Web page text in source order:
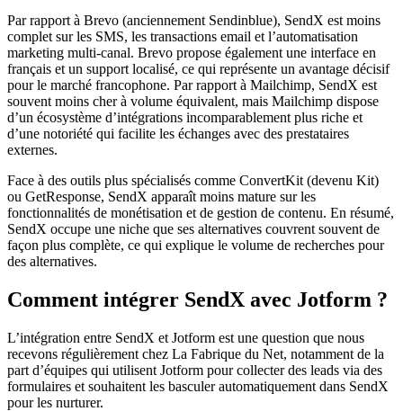
Par rapport à Brevo (anciennement Sendinblue), SendX est moins
complet sur les SMS, les transactions email et l’automatisation
marketing multi-canal. Brevo propose également une interface en
français et un support localisé, ce qui représente un avantage décisif
pour le marché francophone. Par rapport à Mailchimp, SendX est
souvent moins cher à volume équivalent, mais Mailchimp dispose
d’un écosystème d’intégrations incomparablement plus riche et
d’une notoriété qui facilite les échanges avec des prestataires
externes.
Face à des outils plus spécialisés comme ConvertKit (devenu Kit)
ou GetResponse, SendX apparaît moins mature sur les
fonctionnalités de monétisation et de gestion de contenu. En résumé,
SendX occupe une niche que ses alternatives couvrent souvent de
façon plus complète, ce qui explique le volume de recherches pour
des alternatives.
Comment intégrer SendX avec Jotform ?
L’intégration entre SendX et Jotform est une question que nous
recevons régulièrement chez La Fabrique du Net, notamment de la
part d’équipes qui utilisent Jotform pour collecter des leads via des
formulaires et souhaitent les basculer automatiquement dans SendX
pour les nurturer.